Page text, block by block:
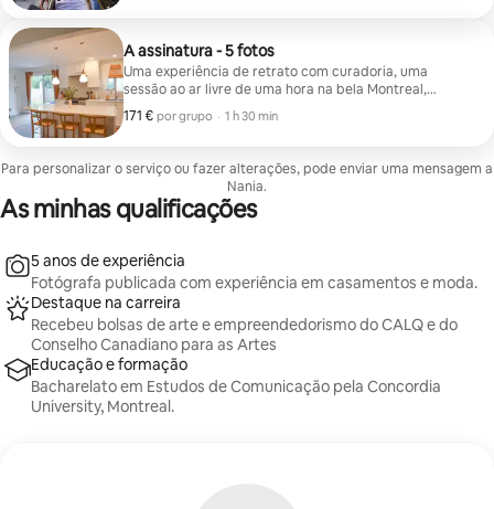
A assinatura - 5 fotos
Uma experiência de retrato com curadoria, uma
sessão ao ar livre de uma hora na bela Montreal,
projetada para lhe dar tempo para se sentir à vontade
em frente à lente. Ideal para indivíduos, casais,
também se presta bem a mostrar espaços, sendo
adequada para propriedades, imóveis e marcas de
estilo de vida.
171 € por grupo
171 € por grupo
, · 1 h 30 min
Para personalizar o serviço ou fazer alterações, pode enviar uma mensagem a
Nania.
As minhas qualificações
5 anos de experiência
Fotógrafa publicada com experiência em casamentos e moda.
Destaque na carreira
Recebeu bolsas de arte e empreendedorismo do CALQ e do
Conselho Canadiano para as Artes
Educação e formação
Bacharelato em Estudos de Comunicação pela Concordia
University, Montreal.